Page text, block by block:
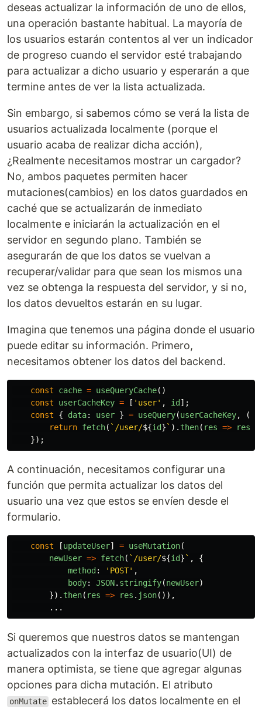
deseas actualizar la información de uno de ellos,
una operación bastante habitual. La mayoría de
los usuarios estarán contentos al ver un indicador
de progreso cuando el servidor esté trabajando
para actualizar a dicho usuario y esperarán a que
termine antes de ver la lista actualizada.
Sin embargo, si sabemos cómo se verá la lista de
usuarios actualizada localmente (porque el
usuario acaba de realizar dicha acción),
¿Realmente necesitamos mostrar un cargador?
No, ambos paquetes permiten hacer
mutaciones(cambios) en los datos guardados en
caché que se actualizarán de inmediato
localmente e iniciarán la actualización en el
servidor en segundo plano. También se
asegurarán de que los datos se vuelvan a
recuperar/validar para que sean los mismos una
vez se obtenga la respuesta del servidor, y si no,
los datos devueltos estarán en su lugar.
Imagina que tenemos una página donde el usuario
puede editar su información. Primero,
necesitamos obtener los datos del backend.
const cache = useQueryCache()
const
userCacheKey = [ ' user' , id ];
const
{ data: user } = useQuery(userCacheKey, (
return fetch( `/user/${id} ` ). then( res => res
});
A continuación, necesitamos configurar una
función que permita actualizar los datos del
usuario una vez que estos se envíen desde el
formulario.
const [updateUser] = useMutation(
newUser => fetch( `/user/${id} ` ,
{
method : ' POST' ,
body: JSON. stringify(newUser)
}). then( res => res . json()),
...
Si queremos que nuestros datos se mantengan
actualizados con la interfaz de usuario(UI) de
manera optimista, se tiene que agregar algunas
opciones para dicha mutación. El atributo
onMutate establecerá los datos localmente en el